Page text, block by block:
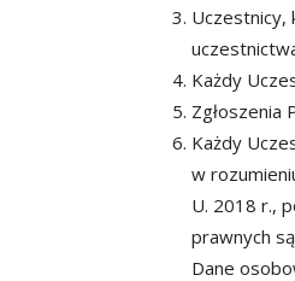
Uczestnicy,
Każdy
Zgłoszenia
Każdy
w
U. 2018 r.,
prawnych
Dane